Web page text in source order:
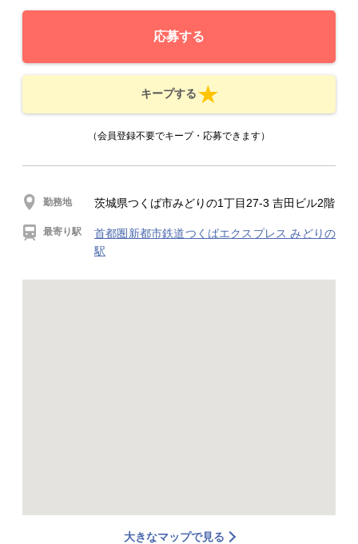
応募する
キープする
（会員登録不要でキープ・応募できます）
勤務地 茨城県つくば市みどりの1丁目27-3 吉田ビル2階
最寄り駅
首都圏新都市鉄道つくばエクスプレス みどりの
駅
大きなマップで見る